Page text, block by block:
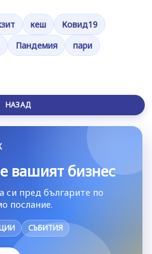
кеш
Ковид19
Пандемия
пари
НАЗАД
вашият бизнес
си пред българите по
послание.
СЪБИТИЯ